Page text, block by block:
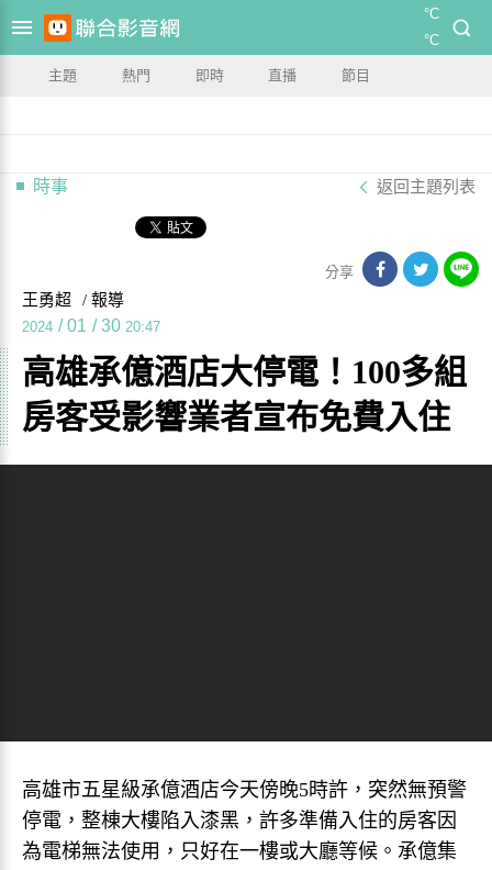
°C
°C
主題 熱門 即時 直播 節目
時事 返回主題列表
分享
王勇超 / 報導
2024 / 01 / 30 20:47
高雄承億酒店大停電！100多組
房客受影響業者宣布免費入住
高雄市五星級承億酒店今天傍晚5時許，突然無預警
停電，整棟大樓陷入漆黑，許多準備入住的房客因
為電梯無法使用，只好在一樓或大廳等候。承億集